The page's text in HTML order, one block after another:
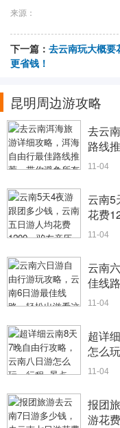
来源：
下一篇： 去云南玩大概要
更省钱！
昆明周边游攻略
去云
路线
11-04
云南5
花费
11-04
云南
佳线
11-04
超详
怎么
11-04
报团
游花